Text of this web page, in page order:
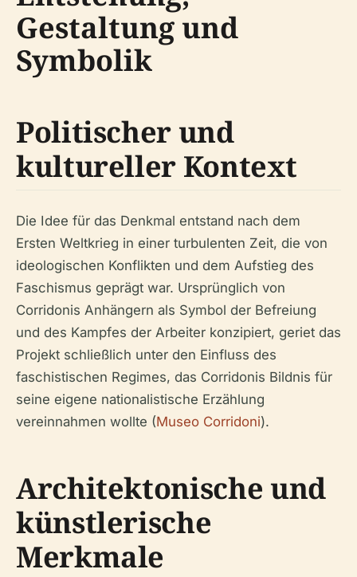
Gestaltung und
Symbolik
Politischer und
kultureller Kontext
Die Idee für das Denkmal entstand nach dem
Ersten Weltkrieg in einer turbulenten Zeit, die von
ideologischen Konflikten und dem Aufstieg des
Faschismus geprägt war. Ursprünglich von
Corridonis Anhängern als Symbol der Befreiung
und des Kampfes der Arbeiter konzipiert, geriet das
Projekt schließlich unter den Einfluss des
faschistischen Regimes, das Corridonis Bildnis für
seine eigene nationalistische Erzählung
vereinnahmen wollte (Museo Corridoni).
Architektonische und
künstlerische
Merkmale